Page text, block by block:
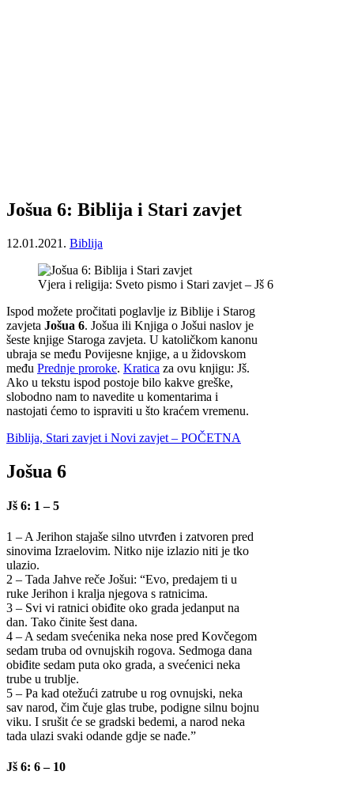
Jošua 6: Biblija i Stari zavjet
12.01.2021. Biblija
Vjera i religija: Sveto pismo i Stari zavjet – Jš 6
Ispod možete pročitati poglavlje iz Biblije i Starog
zavjeta Jošua 6. Jošua ili Knjiga o Jošui naslov je
šeste knjige Staroga zavjeta. U katoličkom kanonu
ubraja se među Povijesne knjige, a u židovskom
među Prednje proroke. Kratica za ovu knjigu: Jš.
Ako u tekstu ispod postoje bilo kakve greške,
slobodno nam to navedite u komentarima i
nastojati ćemo to ispraviti u što kraćem vremenu.
Biblija, Stari zavjet i Novi zavjet – POČETNA
Jošua 6
Jš 6: 1 – 5
1 – A Jerihon stajaše silno utvrđen i zatvoren pred
sinovima Izraelovim. Nitko nije izlazio niti je tko
ulazio.
2 – Tada Jahve reče Jošui: “Evo, predajem ti u
ruke Jerihon i kralja njegova s ratnicima.
3 – Svi vi ratnici obiđite oko grada jedanput na
dan. Tako činite šest dana.
4 – A sedam svećenika neka nose pred Kovčegom
sedam truba od ovnujskih rogova. Sedmoga dana
obiđite sedam puta oko grada, a svećenici neka
trube u trublje.
5 – Pa kad otežući zatrube u rog ovnujski, neka
sav narod, čim čuje glas trube, podigne silnu bojnu
viku. I srušit će se gradski bedemi, a narod neka
tada ulazi svaki odande gdje se nađe.”
Jš 6: 6 – 10